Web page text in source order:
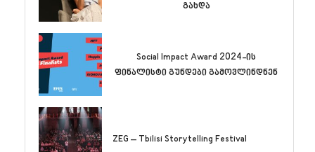
გახდა
Social Impact Award 2024-ის
ფინალისტი გუნდები გამოვლინდნენ
ZEG – Tbilisi Storytelling Festival